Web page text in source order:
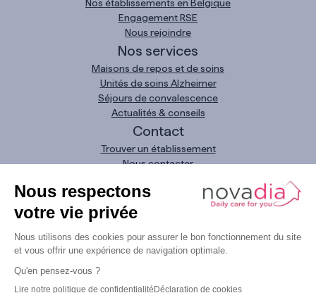
Nos établissements en Belgique
Engagement RSE
Nous rejoindre
Nos services
Maisons de repos et de soins
Unités de soins Alzheimer
Séjours de convalescence
Actualités & conseils
Contact
Trouver un établissement
Nous contacter
Nous appeler
0800 11 093
LinkedIn